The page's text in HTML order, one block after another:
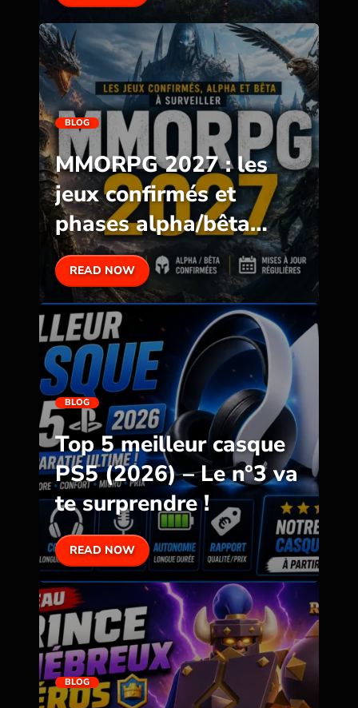
BLOG
MMORPG 2027 : les
jeux confirmés et
phases alpha/bêta
prévues
READ NOW
BLOG
Top 5 meilleur casque
PS5 (2026) – Le n°3 va
te surprendre !
READ NOW
BLOG